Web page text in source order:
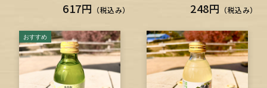
617円 （税込み） 248円 （税込み）